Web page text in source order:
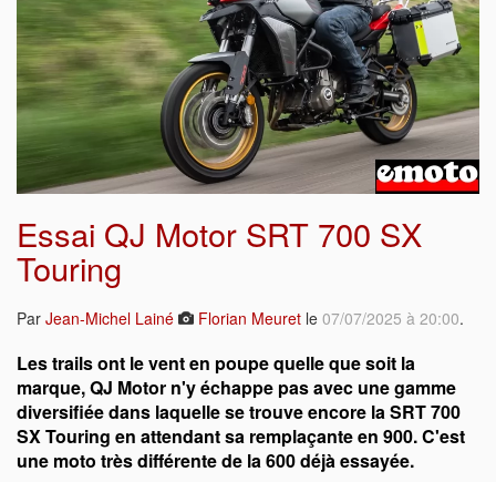
Essai QJ Motor SRT 700 SX
Touring
Par Jean-Michel Lainé Florian Meuret le 07/07/2025 à 20:00.
Les trails ont le vent en poupe quelle que soit la
marque, QJ Motor n'y échappe pas avec une gamme
diversifiée dans laquelle se trouve encore la SRT 700
SX Touring en attendant sa remplaçante en 900. C'est
une moto très différente de la 600 déjà essayée.